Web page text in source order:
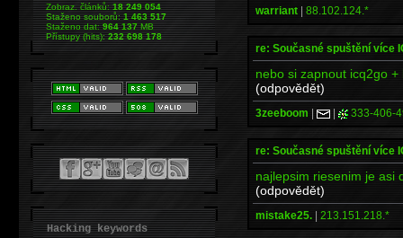
warriant | 88.102.124.*
re: Současné spuštění více
nebo si zapnout icq2go +
(odpovědět)
3zeeboom | | 333-406-
re: Současné spuštění více
najlepsim riesenim je asi
(odpovědět)
mistake25. | 213.151.218.*
Zobraz. článků:18 249 054
Staženo souborů:1 463 517
Staženo dat:964 137MB
Přístupy (hits):232 698 178
Hacking keywords